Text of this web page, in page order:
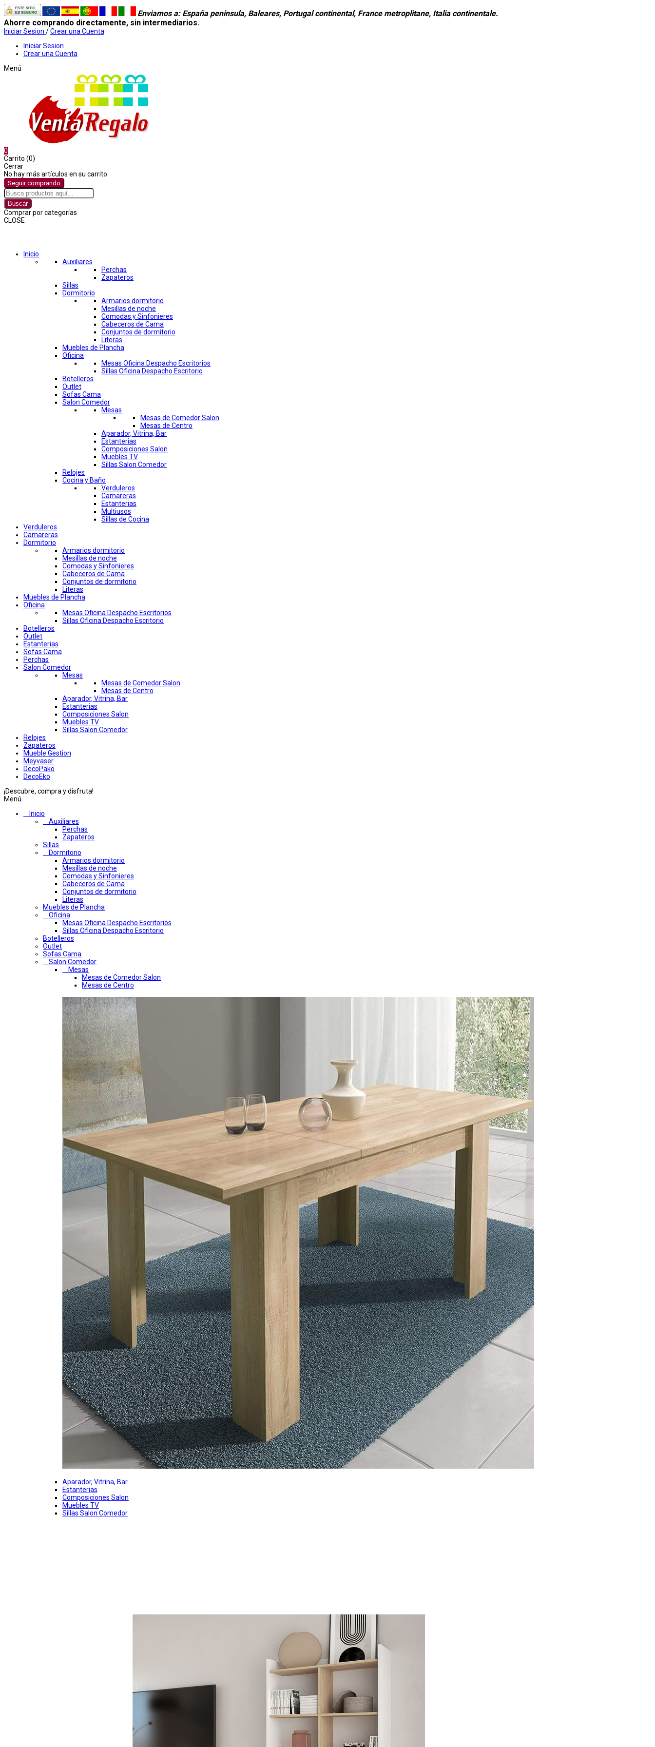
Enviamos a: España peninsula, Baleares, Portugal continental, France metroplitane, Italia continentale.
Ahorre comprando directamente, sin intermediarios.
Iniciar Sesion /Crear una Cuenta
Iniciar Sesion
Crear una Cuenta
Menú
0
Carrito (0)
Cerrar
No hay más artículos en su carrito
Seguir comprando
Buscar
Comprar por categorías
CLOSE
Inicio
Auxiliares
Perchas
Zapateros
Sillas
Dormitorio
Armarios dormitorio
Mesillas de noche
Comodas y Sinfonieres
Cabeceros de Cama
Conjuntos de dormitorio
Literas
Muebles de Plancha
Oficina
Mesas Oficina Despacho Escritorios
Sillas Oficina Despacho Escritorio
Botelleros
Outlet
Sofas Cama
Salon Comedor
Mesas
Mesas de Comedor Salon
Mesas de Centro
Aparador, Vitrina, Bar
Estanterias
Composiciones Salon
Muebles TV
Sillas Salon Comedor
Relojes
Cocina y Baño
Verduleros
Camareras
Estanterias
Multiusos
Sillas de Cocina
Verduleros
Camareras
Dormitorio
Armarios dormitorio
Mesillas de noche
Comodas y Sinfonieres
Cabeceros de Cama
Conjuntos de dormitorio
Literas
Muebles de Plancha
Oficina
Mesas Oficina Despacho Escritorios
Sillas Oficina Despacho Escritorio
Botelleros
Outlet
Estanterias
Sofas Cama
Perchas
Salon Comedor
Mesas
Mesas de Comedor Salon
Mesas de Centro
Aparador, Vitrina, Bar
Estanterias
Composiciones Salon
Muebles TV
Sillas Salon Comedor
Relojes
Zapateros
Mueble Gestion
Meyvaser
DecoPako
DecoEko
¡Descubre, compra y disfruta!
Menú
Inicio
Auxiliares
Perchas
Zapateros
Sillas
Dormitorio
Armarios dormitorio
Mesillas de noche
Comodas y Sinfonieres
Cabeceros de Cama
Conjuntos de dormitorio
Literas
Muebles de Plancha
Oficina
Mesas Oficina Despacho Escritorios
Sillas Oficina Despacho Escritorio
Botelleros
Outlet
Sofas Cama
Salon Comedor
Mesas
Mesas de Comedor Salon
Mesas de Centro
Aparador, Vitrina, Bar
Estanterias
Composiciones Salon
Muebles TV
Sillas Salon Comedor